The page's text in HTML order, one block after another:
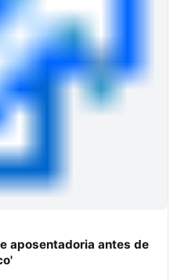
aposentadoria antes de